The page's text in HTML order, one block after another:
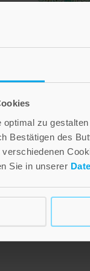
zu
Bestätigen des
Sie in unserer
14,00